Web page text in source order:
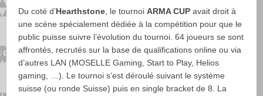
Du coté d’Hearthstone , le tournoiARMA CUP avait droit à
une scène spécialement dédiée à la compétition pour que le
public puisse suivre l’évolution du tournoi. 64 joueurs se sont
affrontés, recrutés sur la base de qualifications online ou via
d’autres LAN (MOSELLE Gaming, Start to Play, Helios
gaming, …). Le tournoi s’est déroulé suivant le système
suisse (ou ronde Suisse) puis en single bracket de 8. La